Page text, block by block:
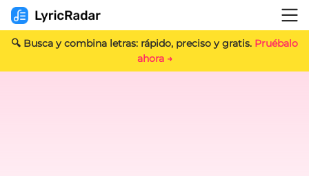
🔍 Busca y combina letras: rápido, preciso y gratis. Pruébalo
ahora →